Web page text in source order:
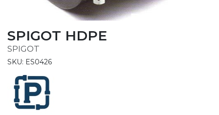
SPIGOT HDPE
SPIGOT
SKU: ES0426